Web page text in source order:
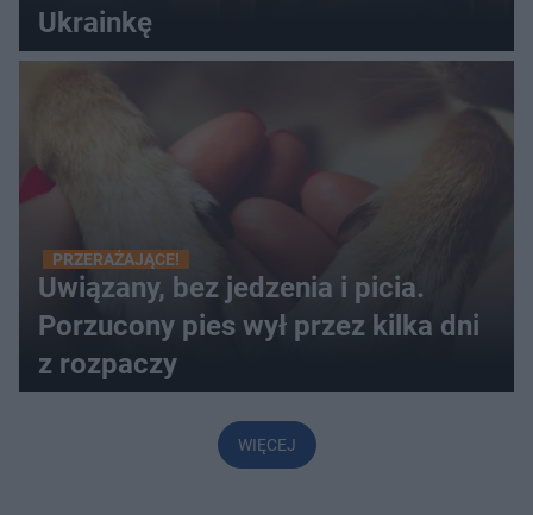
Ukrainkę
PRZERAŻAJĄCE!
Uwiązany, bez jedzenia i picia.
Porzucony pies wył przez kilka dni
z rozpaczy
WIĘCEJ